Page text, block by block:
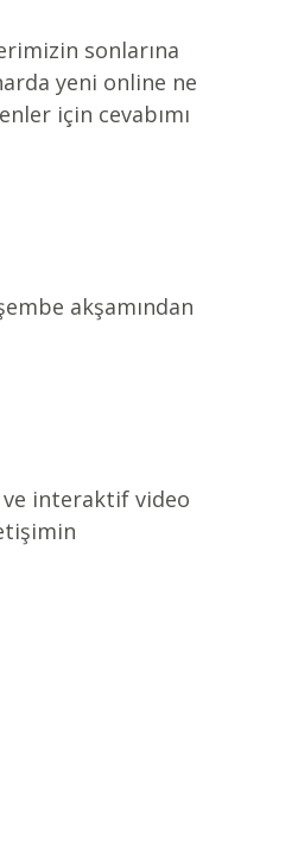
sonlarına
yeni online ne
için cevabımı
akşamından
ve interaktif video